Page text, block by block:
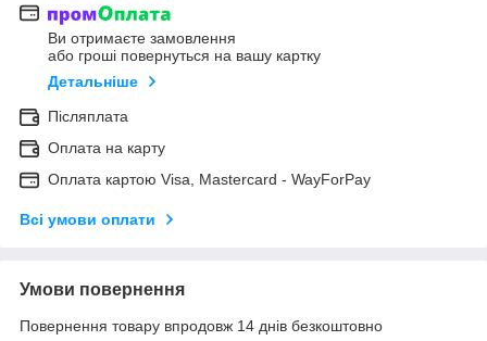
Ви отримаєте замовлення
або гроші повернуться на вашу картку
Детальніше
Післяплата
Оплата на карту
Оплата картою Visa, Mastercard - WayForPay
Всі умови оплати
Умови повернення
Повернення товару впродовж 14 днів безкоштовно